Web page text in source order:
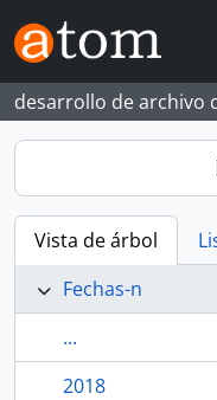
Skip to main content
desarrollo de archivo
Vista de árbol
Fechas-n
...
2018